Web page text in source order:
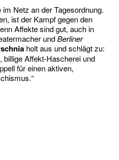
Netz an der Tagesordnung.
ist der Kampf gegen den
Affekte sind gut, auch in
undBerliner
holt aus und schlägt zu:
billige Affekt-Hascherei und
für einen aktiven,